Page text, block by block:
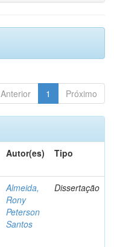
Anterior 1 Próximo
Autor(es) Tipo
Almeida,
Rony
Peterson
Santos
Dissertação